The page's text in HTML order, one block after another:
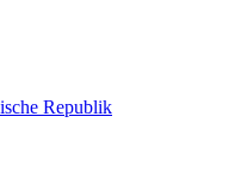
Republik